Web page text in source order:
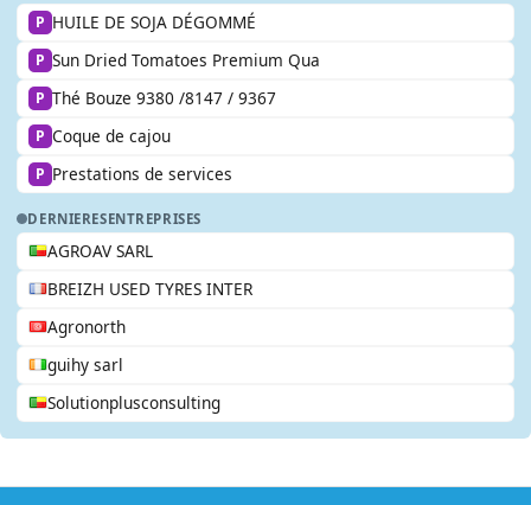
P HUILE DE SOJA DÉGOMMÉ
P Sun Dried Tomatoes Premium Qua
P Thé Bouze 9380 /8147 / 9367
P Coque de cajou
P Prestations de services
DERNIERESENTREPRISES
AGROAV SARL
BREIZH USED TYRES INTER
Agronorth
guihy sarl
Solutionplusconsulting